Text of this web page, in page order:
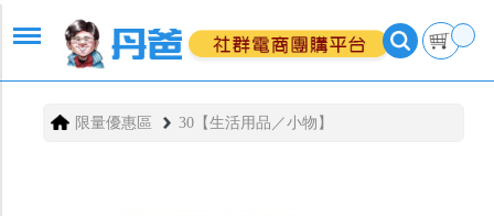
限量優惠區 30【生活用品／小物】